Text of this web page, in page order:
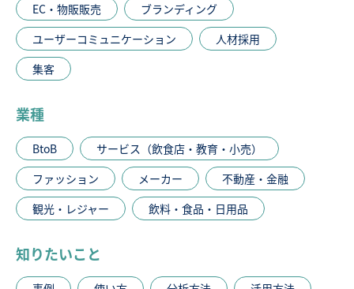
EC・物販販売
ブランディング
ユーザーコミュニケーション
人材採用
集客
業種
BtoB
サービス（飲食店・教育・小売）
ファッション
メーカー
不動産・金融
観光・レジャー
飲料・食品・日用品
知りたいこと